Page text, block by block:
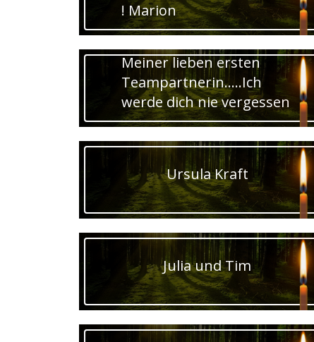
! Marion
Meiner lieben ersten
Teampartnerin…..Ich
werde dich nie vergessen
Ursula Kraft
Julia und Tim